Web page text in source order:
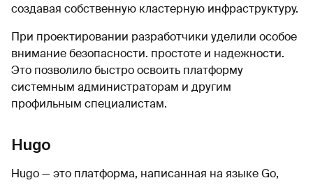
создавая собственную кластерную инфраструктуру.
При проектировании разработчики уделили особое
внимание безопасности. простоте и надежности.
Это позволило быстро освоить платформу
системным администраторам и другим
профильным специалистам.
Hugo
Hugo — это платформа, написанная на языке Go,